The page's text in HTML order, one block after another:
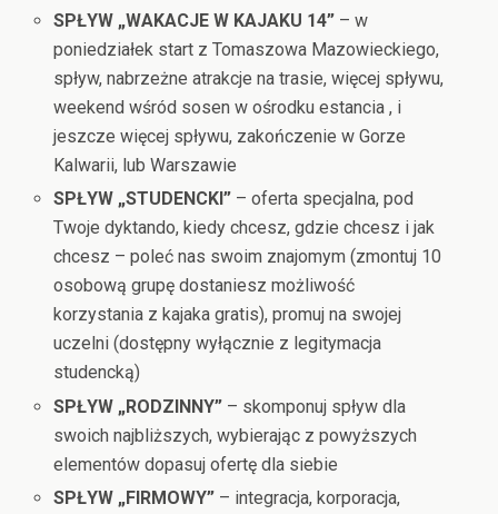
SPŁYW „WAKACJE W KAJAKU 14” – w
poniedziałek start z Tomaszowa Mazowieckiego,
spływ, nabrzeżne atrakcje na trasie, więcej spływu,
weekend wśród sosen w ośrodku estancia , i
jeszcze więcej spływu, zakończenie w Gorze
Kalwarii, lub Warszawie
SPŁYW „STUDENCKI” – oferta specjalna, pod
Twoje dyktando, kiedy chcesz, gdzie chcesz i jak
chcesz – poleć nas swoim znajomym (zmontuj 10
osobową grupę dostaniesz możliwość
korzystania z kajaka gratis), promuj na swojej
uczelni (dostępny wyłącznie z legitymacja
studencką)
SPŁYW „RODZINNY” – skomponuj spływ dla
swoich najbliższych, wybierając z powyższych
elementów dopasuj ofertę dla siebie
SPŁYW „FIRMOWY” – integracja, korporacja,